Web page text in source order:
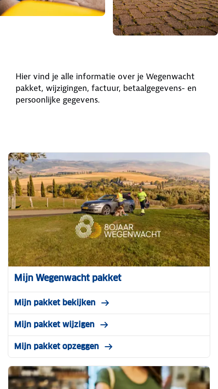
Hier vind je alle informatie over je Wegenwacht
pakket, wijzigingen, factuur, betaalgegevens- en
persoonlijke gegevens.
Mijn Wegenwacht pakket
Mijn pakket bekijken
Mijn pakket wijzigen
Mijn pakket opzeggen